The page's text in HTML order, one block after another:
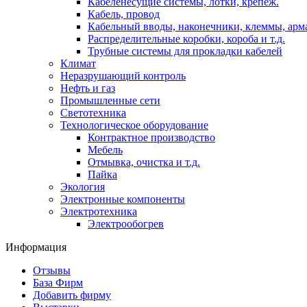
Кабель, провод
Кабельный вводы, наконечники, клеммы,
Распределительные коробки, короба и т.д.
Трубные системы для прокладки кабелей
Климат
Неразрушающий контроль
Нефть и газ
Промышленные сети
Светотехника
Технологическое оборудование
Контрактное производство
Мебель
Отмывка, очистка и т.д.
Пайка
Экология
Электронные компоненты
Электротехника
Электрообогрев
Информация
Отзывы
База Фирм
Добавить фирму